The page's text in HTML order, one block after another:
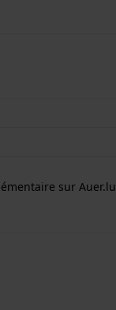
sur Auer.lu